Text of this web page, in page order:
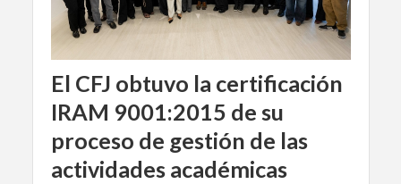
El CFJ obtuvo la certificación
IRAM 9001:2015 de su
proceso de gestión de las
actividades académicas